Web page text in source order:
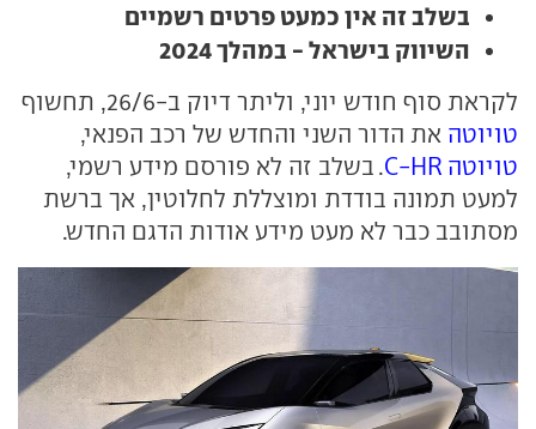
בשלב זה אין כמעט פרטים רשמיים
השיווק בישראל - במהלך 2024
לקראת סוף חודש יוני, וליתר דיוק ב-26/6, תחשוף
טויוטה את הדור השני והחדש של רכב הפנאי,
טויוטה C-HR
. בשלב זה לא פורסם מידע רשמי,
למעט תמונה בודדת ומוצללת לחלוטין, אך ברשת
מסתובב כבר לא מעט מידע אודות הדגם החדש.